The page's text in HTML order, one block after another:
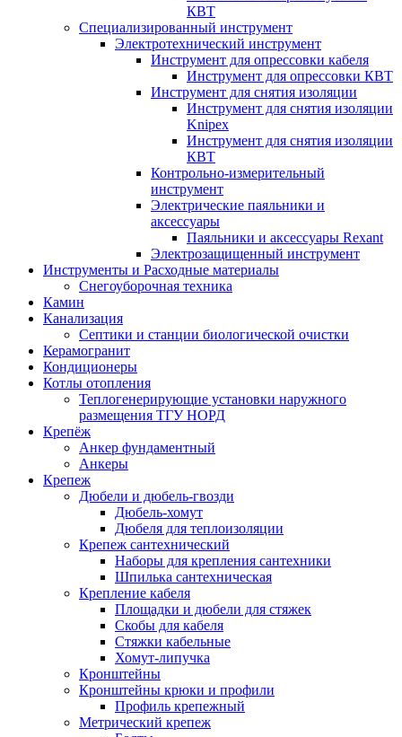
КВТ
Специализированный инструмент
Электротехнический инструмент
Инструмент для опрессовки кабеля
Инструмент для опрессовки КВТ
Инструмент для снятия изоляции
Инструмент для снятия изоляции
Knipex
Инструмент для снятия изоляции
КВТ
Контрольно-измерительный
инструмент
Электрические паяльники и
аксессуары
Паяльники и аксессуары Rexant
Электрозащищенный инструмент
Инструменты и Расходные материалы
Снегоуборочная техника
Камин
Канализация
Септики и станции биологической очистки
Керамогранит
Кондиционеры
Котлы отопления
Теплогенерирующие установки наружного
размещения ТГУ НОРД
Крепёж
Анкер фундаментный
Анкеры
Крепеж
Дюбели и дюбель-гвозди
Дюбель-хомут
Дюбеля для теплоизоляции
Крепеж сантехнический
Наборы для крепления сантехники
Шпилька сантехническая
Крепление кабеля
Площадки и дюбели для стяжек
Скобы для кабеля
Стяжки кабельные
Хомут-липучка
Кронштейны
Кронштейны крюки и профили
Профиль крепежный
Метрический крепеж